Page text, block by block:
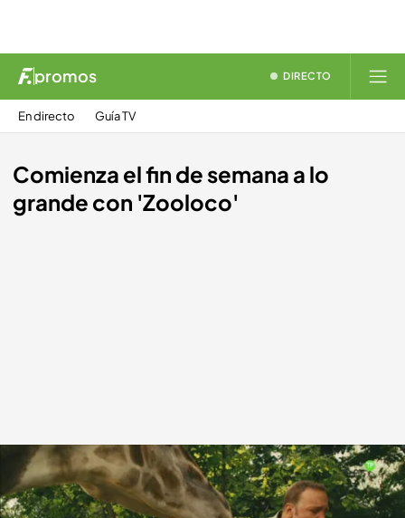
promos DIRECTO
En directo Guía TV
Comienza el fin de semana a lo
grande con 'Zooloco'
fdf.es
12 MAR 2018 - 15:11h.